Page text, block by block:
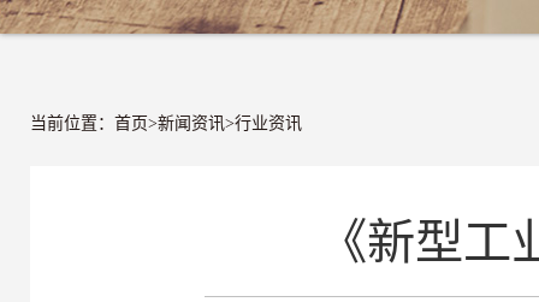
当前位置： 首页>新闻资讯>行业资讯
《新型